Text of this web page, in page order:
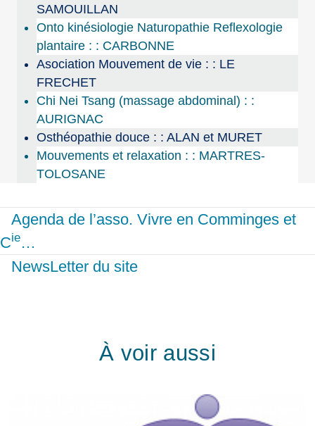
SAMOUILLAN
Onto kinésiologie Naturopathie Reflexologie
plantaire : : CARBONNE
Asociation Mouvement de vie : : LE
FRECHET
Chi Nei Tsang (massage abdominal) : :
AURIGNAC
Osthéopathie douce : : ALAN et MURET
Mouvements et relaxation : : MARTRES-
TOLOSANE
Agenda de l’asso. Vivre en Comminges et
Cie…
NewsLetter du site
À voir aussi